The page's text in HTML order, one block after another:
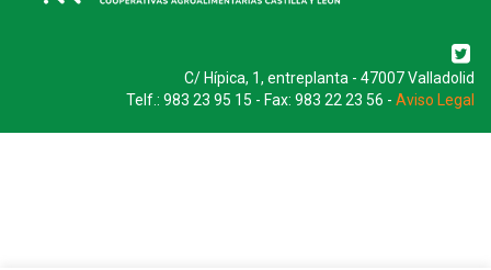
C/ Hípica, 1, entreplanta - 47007 Valladolid
Telf.: 983 23 95 15 - Fax: 983 22 23 56 - Aviso Legal